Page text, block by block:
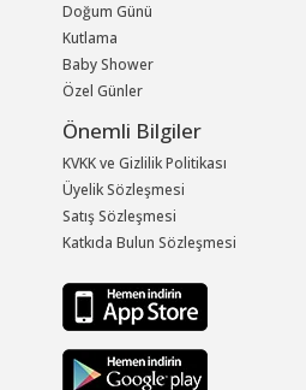
Doğum Günü
Kutlama
Baby Shower
Özel Günler
Önemli Bilgiler
KVKK ve Gizlilik Politikası
Üyelik Sözleşmesi
Satış Sözleşmesi
Katkıda Bulun Sözleşmesi